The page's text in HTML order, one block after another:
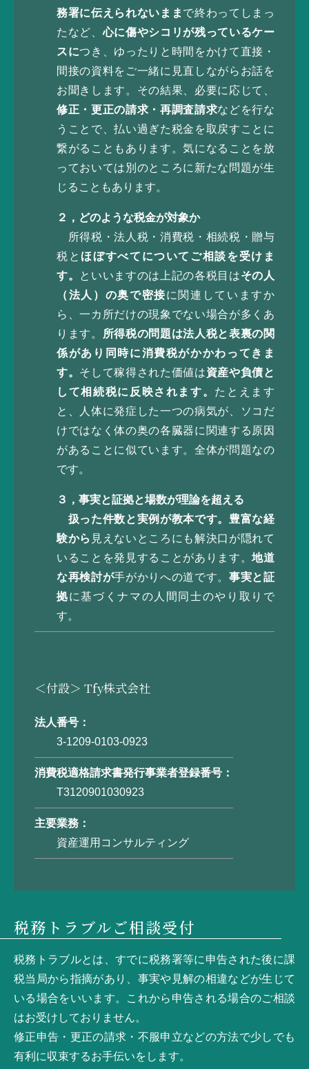
務署に伝えられないまま で終わってしまっ
たなど、心に傷やシコリが残っているケー
スにつき、ゆったりと時間をかけて直接・
間接の資料をご一緒に見直しながらお話を
お聞きします。その結果、必要に応じて、
修正・更正の請求・再調査請求などを行な
うことで、払い過ぎた税金を取戻すことに
繋がることもあります。気になることを放
っておいては別のところに新たな問題が生
じることもあります。
２，どのような税金が対象か
所得税・法人税・消費税・相続税・贈与
税と ほぼすべてについてご相談を受けま
す。 といいますのは上記の各税目はその人
（法人）の奥で密接に関連していますか
ら、一カ所だけの現象でない場合が多くあ
ります。
所得税の問題は法人税と表裏の関
係があり同時に消費税がかかわってきま
す。 そして稼得された価値は資産や負債と
して相続税に反映されます。 たとえます
と、人体に発症した一つの病気が、ソコだ
けではなく体の奥の各臓器に関連する原因
があることに似ています。全体が問題なの
です。
３，事実と証拠と場数が理論を超える
扱った件数と実例が教本です。豊富な経
験から 見えないところにも解決口が隠れて
いることを発見することがあります。地道
な再検討が手がかりへの道です。事実と証
拠に基づくナマの人間同士のやり取りで
す。
＜付設＞ Tfy株式会社
法人番号
3-1209-0103-0923
消費税適格請求書発行事業者登録番号
T3120901030923
主要業務
資産運用コンサルティング
税務トラブルご相談受付
税務トラブルとは、すでに税務署等に申告された後に課
税当局から指摘があり、事実や見解の相違などが生じて
いる場合をいいます。これから申告される場合のご相談
はお受けしておりません。
修正申告・更正の請求・不服申立などの方法で少しでも
有利に収束するお手伝いをします。